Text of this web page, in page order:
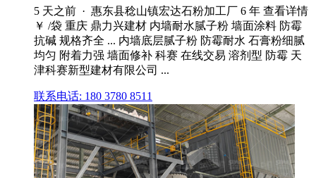
5 天之前 · 惠东县稔山镇宏达石粉加工厂 6 年 查看详情
￥ /袋 重庆 鼎力兴建材 内墙耐水腻子粉 墙面涂料 防霉
抗碱 规格齐全 ... 内墙底层腻子粉 防霉耐水 石膏粉细腻
均匀 附着力强 墙面修补 科赛 在线交易 溶剂型 防霉 天
津科赛新型建材有限公司 ...
联系电话: 180 3780 8511